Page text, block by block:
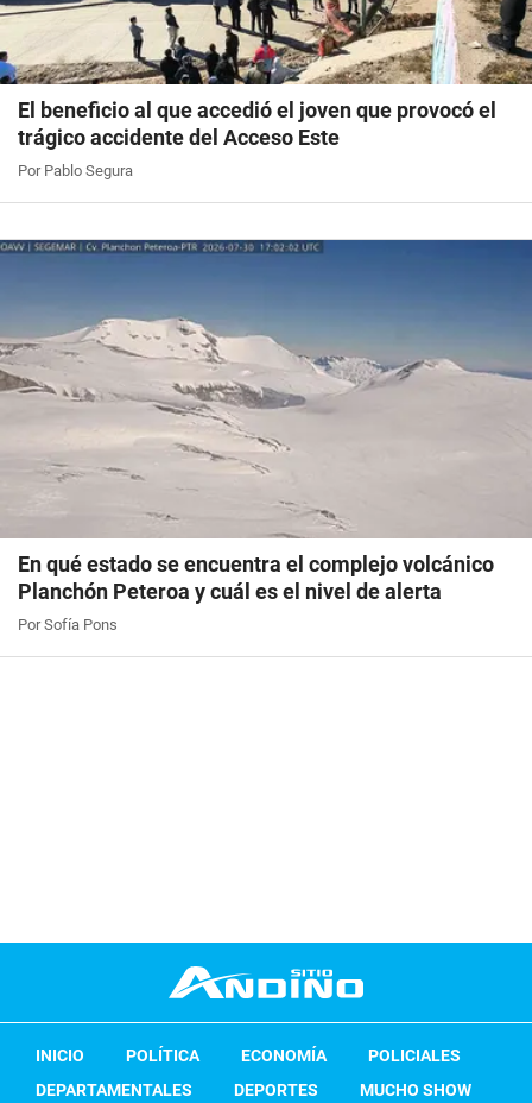
El beneficio al que accedió el joven que provocó el
trágico accidente del Acceso Este
Por Pablo Segura
En qué estado se encuentra el complejo volcánico
Planchón Peteroa y cuál es el nivel de alerta
Por Sofía Pons
INICIO POLÍTICA ECONOMÍA
POLICIALES
DEPARTAMENTALES
DEPORTES MUCHO SHOW